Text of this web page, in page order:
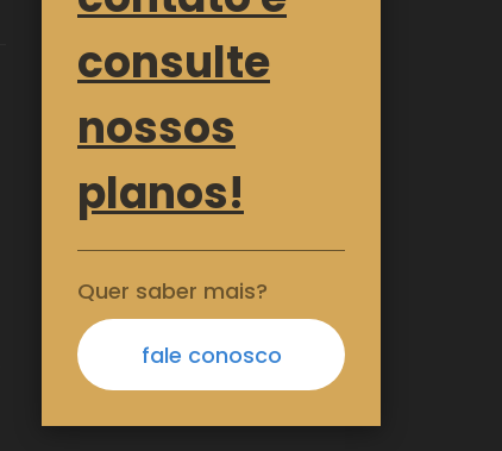
consulte
nossos
planos!
Quer saber mais?
fale conosco